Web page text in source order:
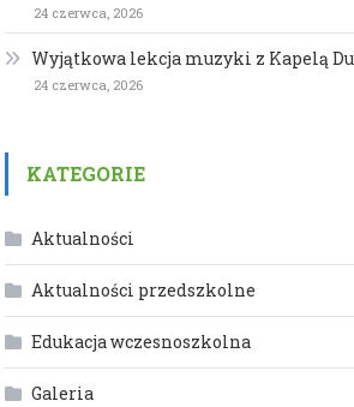
24 czerwca, 2026
Wyjątkowa lekcja muzyki z Kapelą
24 czerwca, 2026
KATEGORIE
Aktualności
Aktualności przedszkolne
Edukacja wczesnoszkolna
Galeria